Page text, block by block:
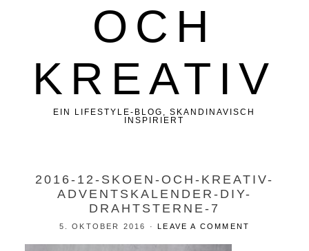
OCH
KREATIV
EIN LIFESTYLE-BLOG, SKANDINAVISCH
INSPIRIERT
2016-12-SKOEN-OCH-KREATIV-
ADVENTSKALENDER-DIY-
DRAHTSTERNE-7
5. OKTOBER 2016 ·LEAVE A COMMENT